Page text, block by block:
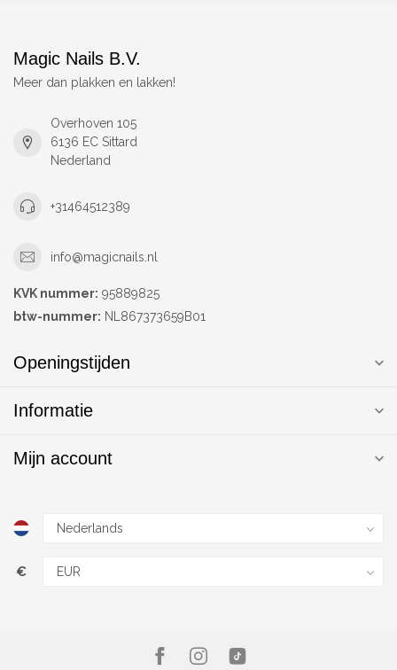
Magic Nails B.V.
Meer dan plakken en lakken!
Overhoven 105
6136 EC Sittard
Nederland
+31464512389
info@magicnails.nl
KVK nummer: 95889825
btw-nummer: NL867373659B01
Openingstijden
Informatie
Mijn account
€